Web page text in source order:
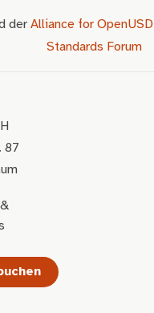
der Alliance for OpenUSD
Standards Forum
87
&